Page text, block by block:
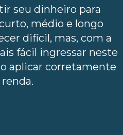
seu dinheiro para
médio e longo
difícil, mas, com a
fácil ingressar neste
aplicar corretamente